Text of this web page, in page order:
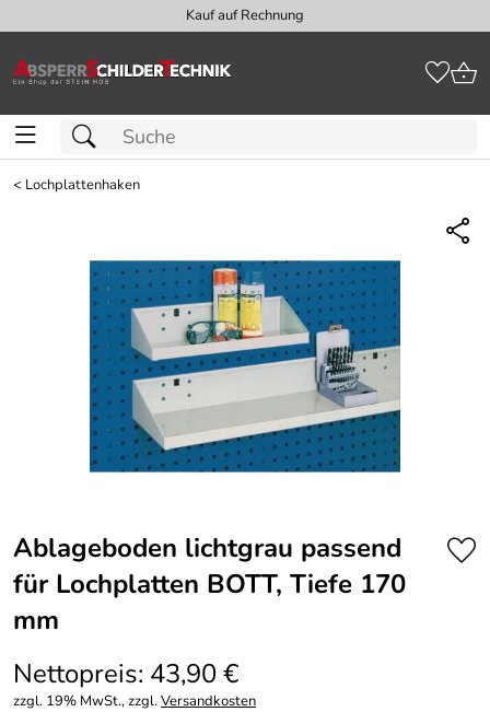
Kauf auf Rechnung
< Lochplattenhaken
Ablageboden lichtgrau passend
für Lochplatten BOTT, Tiefe 170
mm
Nettopreis: 43,90 €
zzgl. 19% MwSt., zzgl.Versandkosten